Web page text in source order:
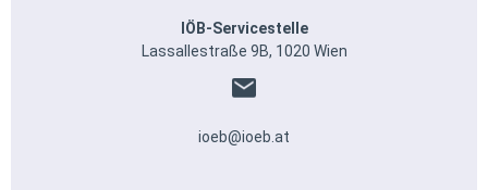
IÖB-Servicestelle
Lassallestraße 9B, 1020 Wien
ioeb@ioeb.at